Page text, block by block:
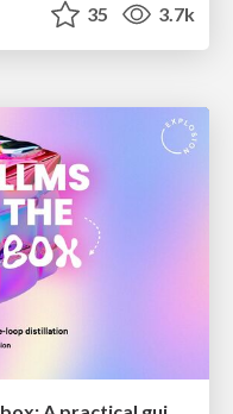
35 3.7k